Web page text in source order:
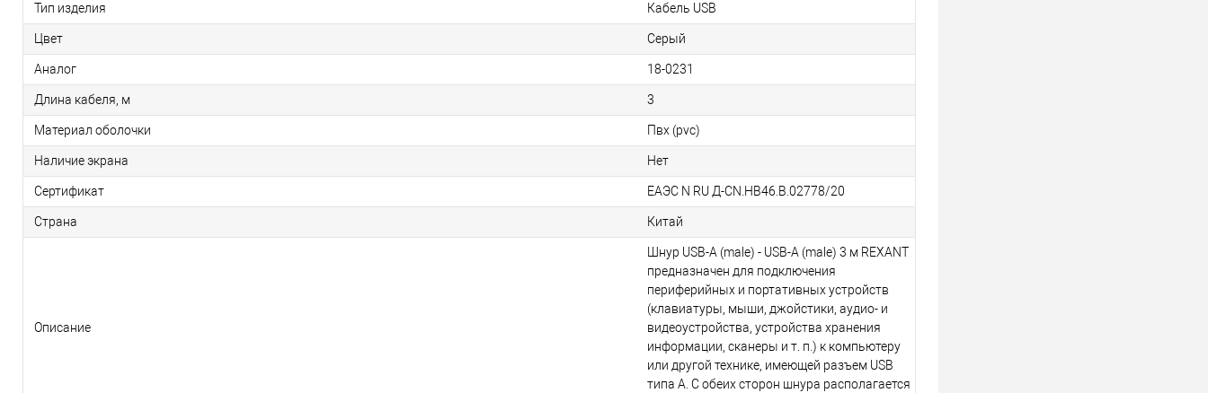
Тип изделия Кабель USB
Цвет Серый
Аналог 18-0231
Длина кабеля, м 3
Материал оболочки Пвх (pvc)
Наличие экрана Нет
Сертификат ЕАЭС N RU Д-CN.НВ46.В.02778/20
Страна Китай
Описание
Шнур USB-A (male) - USB-A (male) 3 м REXANT
предназначен для подключения
периферийных и портативных устройств
(клавиатуры, мыши, джойстики, аудио- и
видеоустройства, устройства хранения
информации, сканеры и т. п.) к компьютеру
или другой технике, имеющей разъем USB
типа A. C обеих сторон шнура располагается